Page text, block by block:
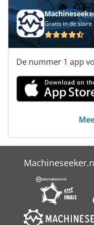
Verscherping Van
Voertuigen
Warm Houden
Werken Voertuig
Gratis in de store
De nummer 1 app